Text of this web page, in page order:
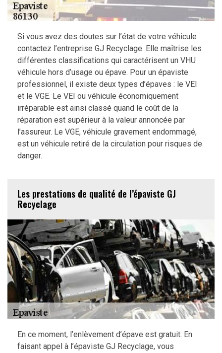
Si vous avez des doutes sur l’état de votre véhicule
contactez l’entreprise GJ Recyclage. Elle maîtrise les
différentes classifications qui caractérisent un VHU
véhicule hors d’usage ou épave. Pour un épaviste
professionnel, il existe deux types d’épaves : le VEI
et le VGE. Le VEI ou véhicule économiquement
irréparable est ainsi classé quand le coût de la
réparation est supérieur à la valeur annoncée par
l’assureur. Le VGE, véhicule gravement endommagé,
est un véhicule retiré de la circulation pour risques de
danger.
Les prestations de qualité de l’épaviste GJ
Recyclage
En ce moment, l’enlèvement d’épave est gratuit. En
faisant appel à l’épaviste GJ Recyclage, vous